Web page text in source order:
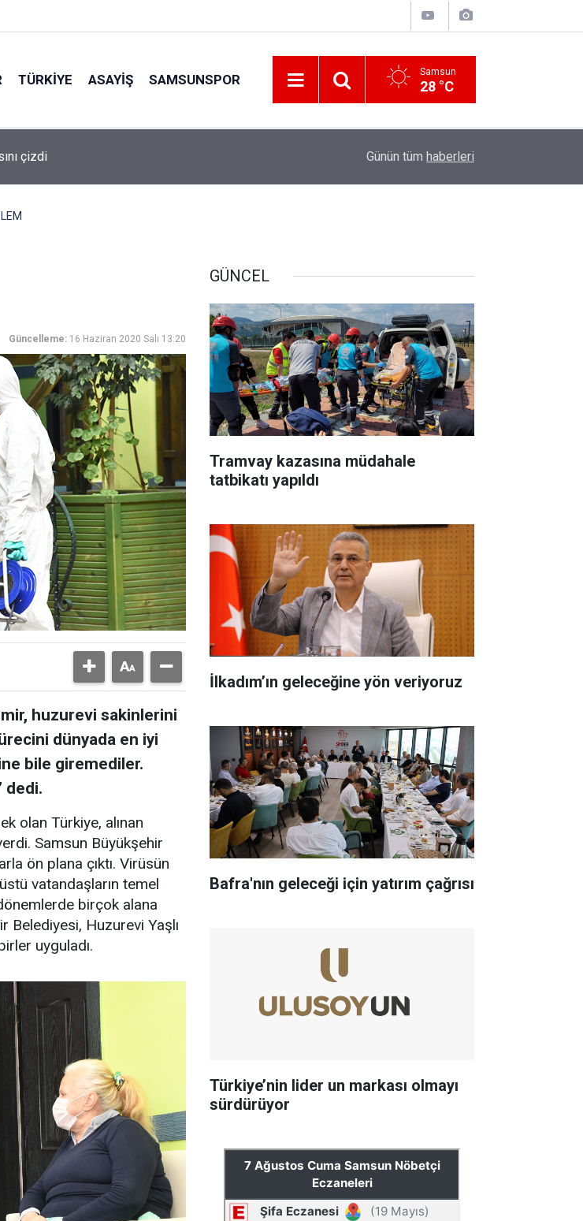
TÜRKİYE ASAYİŞ SAMSUNSPOR Samsun
28 °C
çizdi Vatandaşlar evlerinden danışmanlık hizmeti
Günün tüm haberleri
Güncelleme: 16 Haziran 2020 Salı 13:20
huzurevi sakinlerini
dünyada en iyi
bile giremediler.
dedi.
olan Türkiye, alınan
Samsun Büyükşehir
ön plana çıktı. Virüsün
vatandaşların temel
birçok alana
Belediyesi, Huzurevi Yaşlı
uyguladı.
GÜNCEL
Tramvay kazasına müdahale
tatbikatı yapıldı
İlkadım’ın geleceğine yön veriyoruz
Bafra'nın geleceği için yatırım çağrısı
Türkiye’nin lider un markası olmayı
sürdürüyor